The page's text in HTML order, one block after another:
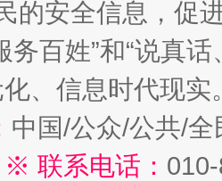
的安全信息，促
务百姓”和“说真
、信息时代现实
中国/公众/公共/
※ 联系电话：